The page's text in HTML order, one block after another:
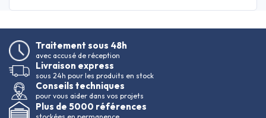
Traitement sous 48h
avec accusé de réception
Livraison express
sous 24h pour les produits en stock
Conseils techniques
pour vous aider dans vos projets
Plus de 5000 références